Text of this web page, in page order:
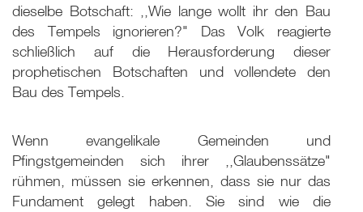
dieselbe Botschaft: ,,Wie lange wollt ihr den Bau
des Tempels ignorieren?" Das Volk reagierte
schließlich auf die Herausforderung dieser
prophetischen Botschaften und vollendete den
Bau des Tempels.
Wenn evangelikale Gemeinden und
Pfingstgemeinden sich ihrer ,,Glaubenssätze"
rühmen, müssen sie erkennen, dass sie nur das
Fundament gelegt haben. Sie sind wie die